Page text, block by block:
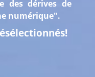
des dérives de
numérique".